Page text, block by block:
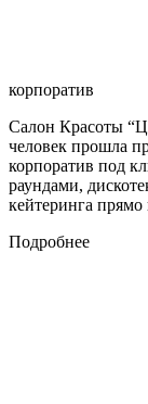
корпоратив
Салон Красоты
человек прошла
корпоратив под
раундами,
кейтеринга прямо
Подробнее